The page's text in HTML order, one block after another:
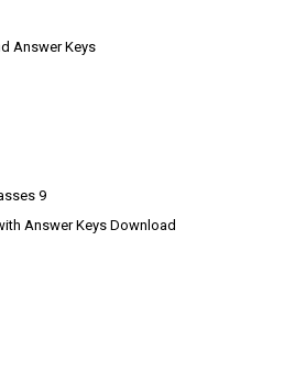
Answer Keys
9
Answer Keys Download